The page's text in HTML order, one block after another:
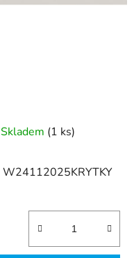
Skladem (1 ks)
W24112025KRYTKY